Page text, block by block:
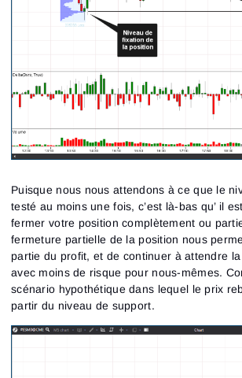
Puisque nous nous attendons à ce que le
testé au moins une fois, c’est là-bas qu’ il
fermer votre position complètement ou
fermeture partielle de la position nous
partie du profit, et de continuer à attendre
avec moins de risque pour nous-mêmes.
scénario hypothétique dans lequel le prix
partir du niveau de support.